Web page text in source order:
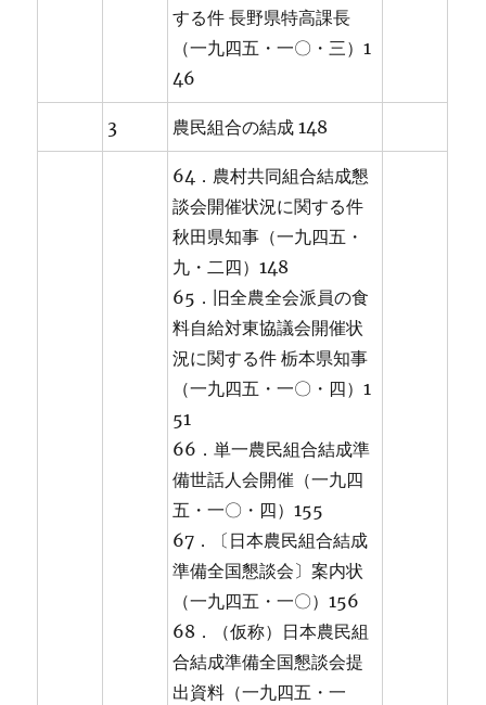
する件 長野県特高課長
（一九四五・一〇・三）1
46
3 農民組合の結成 148
64．農村共同組合結成懇
談会開催状況に関する件
秋田県知事（一九四五・
九・二四）148
65．旧全農全会派員の食
料自給対東協議会開催状
況に関する件 栃本県知事
（一九四五・一〇・四）1
51
66．単一農民組合結成準
備世話人会開催（一九四
五・一〇・四）155
67．〔日本農民組合結成
準備全国懇談会〕案内状
（一九四五・一〇）156
68．（仮称）日本農民組
合結成準備全国懇談会提
出資料（一九四五・一